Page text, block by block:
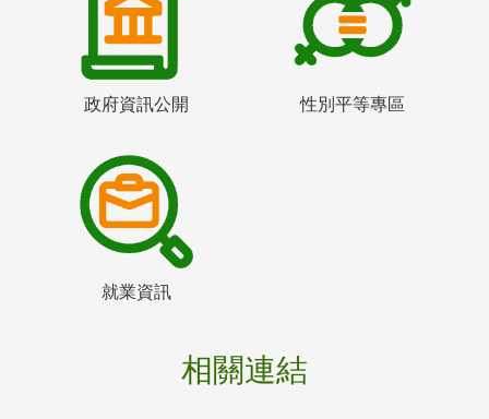
政府資訊公開 性別平等專區
就業資訊
相關連結